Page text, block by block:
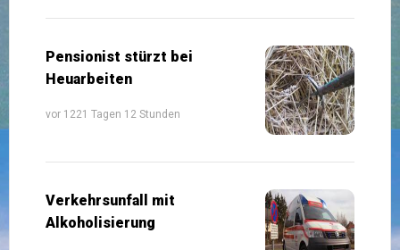
Pensionist stürzt bei
Heuarbeiten
vor 1221 Tagen 12 Stunden
Verkehrsunfall mit
Alkoholisierung